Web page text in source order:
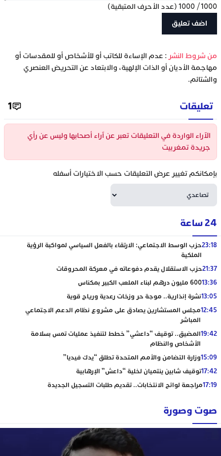
1000
/
1000 (عدد الأحرف المتبقية)
‫من شروط النشر : عدم الإساءة للكاتب أو للأشخاص أو للمقدسات أو
مهاجمة الأديان أو الذات الإلهية، والابتعاد عن التحريض العنصري
والشتائم.
تعليقات 1
الآراء الواردة في التعليقات تعبر عن آراء أصحابها وليس عن رأي
جريدة تمغربيت
بإمكانكم تغيير عرض التعليقات حسب الاختيارات أسفله
24 ساعة
23:18حزب الوسط الاجتماعي: الارتقاء بالفعل السياسي لمواكبة الرؤية
الملكية
21:37حزب الاستقلال يقدم دفوعاته في معركة المحروقات
13:36600 مليون درهم لبناء الملعب الكبير بمكناس
13:05نشرة إنذارية.. موجة حر وزخات رعدية ورياح قوية
12:45مجلس المستشارين يصادق على مشروع نظام الدعم الاجتماعي
المباشر
19:42المضيق.. توقيف “داعشي” خطط لتنفيذ عمليات تمس بسلامة
الأشخاص والنظام
15:09وزارة التضامن والأمم المتحدة تطلق “يدك فيديا”
17:42توقيف شابين ينتميان لخلية “داعش” الإرهابية
17:19مراجعة لوائح الانتخابات.. تقديم طلبات التسجيل الجديدة
صوت وصورة